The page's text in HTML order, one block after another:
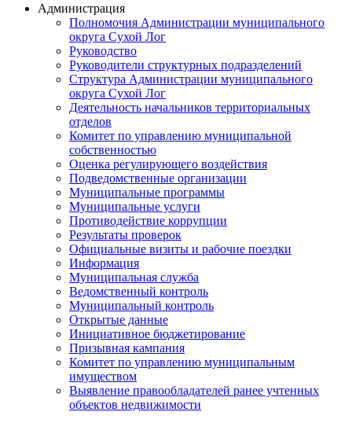
Администрация
Полномочия Администрации муниципального
округа Сухой Лог
Руководство
Руководители структурных подразделений
Структура Администрации муниципального
округа Сухой Лог
Деятельность начальников территориальных
отделов
Комитет по управлению муниципальной
собственностью
Оценка регулирующего воздействия
Подведомственные организации
Муниципальные программы
Муниципальные услуги
Противодействие коррупции
Результаты проверок
Официальные визиты и рабочие поездки
Информация
Муниципальная служба
Ведомственный контроль
Муниципальный контроль
Открытые данные
Инициативное бюджетирование
Призывная кампания
Комитет по управлению муниципальным
имуществом
Выявление правообладателей ранее учтенных
объектов недвижимости